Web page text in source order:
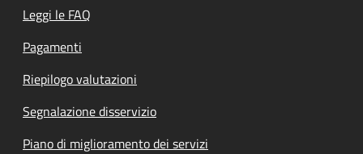
Leggi le FAQ
Pagamenti
Riepilogo valutazioni
Segnalazione disservizio
Piano di miglioramento dei servizi